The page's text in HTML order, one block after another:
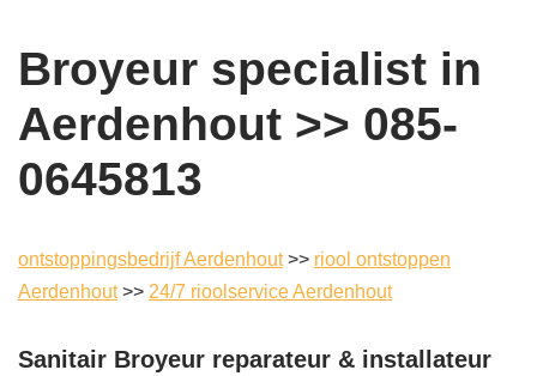
Broyeur specialist in
Aerdenhout >> 085-
0645813
ontstoppingsbedrijf Aerdenhout>> riool ontstoppen
Aerdenhout>> 24/7 rioolservice Aerdenhout
Sanitair Broyeur reparateur & installateur